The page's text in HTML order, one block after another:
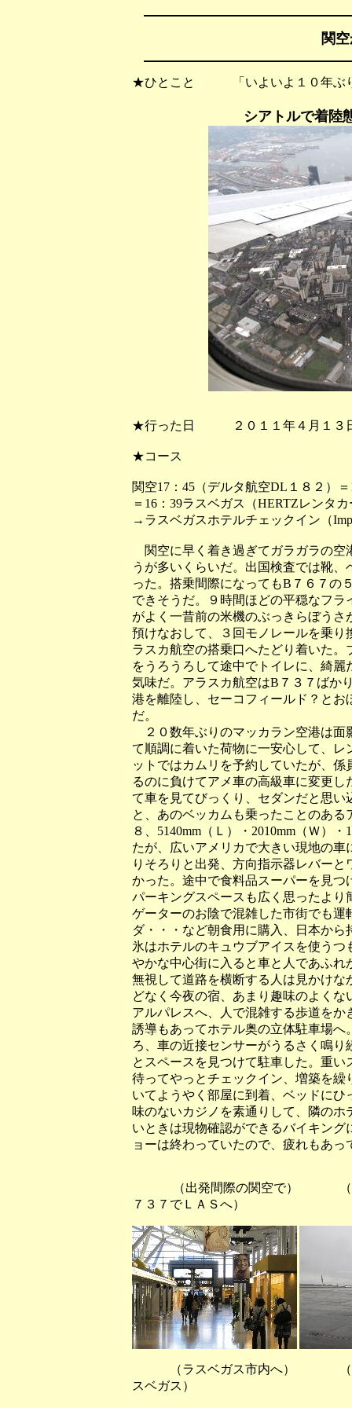
関
★ひとこと 「いよいよ１０年ぶり
シアトルで着陸
★行った日 ２０１１年４月
★コース
関空17：45（デルタ航空DL１８２）
＝16：39ラスベガス（HERTZレンタ
→ラスベガスホテルチェックイン（
関空に早く着き過ぎてガラガラの空
うが多いくらいだ。出国検査では靴
った。搭乗間際になってもB７６７の
できそうだ。９時間ほどの平穏なフ
がよく一昔前の米機のぶっきらぼう
預けなおして、３回モノレールを乗
ラスカ航空の搭乗口へたどり着いた
をうろうろして途中でトイレに、綺
気味だ。アラスカ航空はB７３７ばか
港を離陸し、セーコフィールド？と
だ。
２０数年ぶりのマッカラン空港は面
て順調に着いた荷物に一安心して、
ットではカムリを予約していたが、
るのに負けてアメ車の高級車に変更
て車を見てびっくり、セダンだと思
と、あのベッカムも乗ったことのあ
８、5140mm（Ｌ）・2010mm（Ｗ）
たが、広いアメリカで大きい現地の
りそろりと出発、方向指示器レバー
かった。途中で食料品スーパーを見
パーキングスペースも広く思ったよ
ゲーターのお陰で混雑した市街でも
ダ・・・など朝食用に購入、日本か
氷はホテルのキュウブアイスを使うつ
やかな中心街に入ると車と人であふ
無視して道路を横断する人は見かけ
どなく今夜の宿、あまり趣味のよく
アルパレスへ、人で混雑する歩道を
誘導もあってホテル奥の立体駐車場
ろ、車の近接センサーがうるさく鳴
とスペースを見つけて駐車した。重
待ってやっとチェックイン、増築を
いてようやく部屋に到着、ベッドに
味のないカジノを素通りして、隣の
いときは現物確認ができるバイキン
ョーは終わっていたので、疲れもあ
（出発間際の関空で） （シ
７３７でＬＡＳへ）
（ラスベガス市内へ） （今
スベガス）